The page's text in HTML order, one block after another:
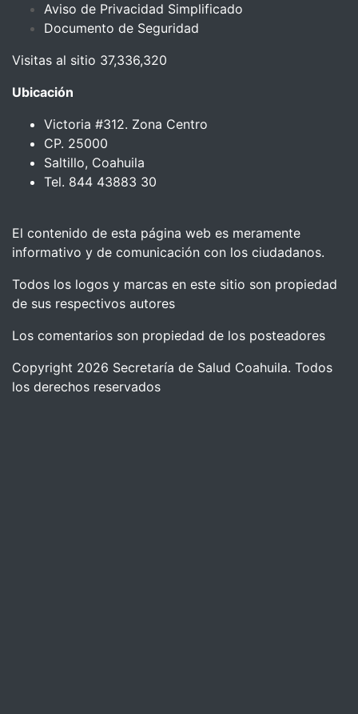
Aviso de Privacidad Simplificado
Documento de Seguridad
Visitas al sitio 37,336,320
Ubicación
Victoria #312. Zona Centro
CP. 25000
Saltillo, Coahuila
Tel. 844 43883 30
El contenido de esta página web es meramente
informativo y de comunicación con los ciudadanos.
Todos los logos y marcas en este sitio son propiedad
de sus respectivos autores
Los comentarios son propiedad de los posteadores
Copyright 2026 Secretaría de Salud Coahuila. Todos
los derechos reservados